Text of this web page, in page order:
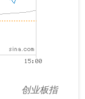
创业板指